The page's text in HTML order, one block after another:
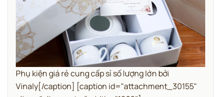
Phụ kiện giá rẻ cung cấp sỉ số lượng lớn bởi
Vinaly[/caption] [caption id="attachment_30155"